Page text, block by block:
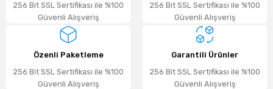
256 Bit SSL Sertifikası ile %100
Güvenli Alışveriş
256 Bit SSL Sertifikası ile %100
Güvenli Alışveriş
Özenli Paketleme
256 Bit SSL Sertifikası ile %100
Güvenli Alışveriş
Garantili Ürünler
256 Bit SSL Sertifikası ile %100
Güvenli Alışveriş